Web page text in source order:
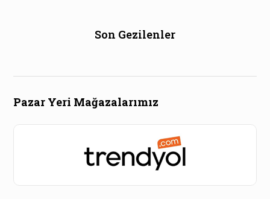
Son Gezilenler
Pazar Yeri Mağazalarımız